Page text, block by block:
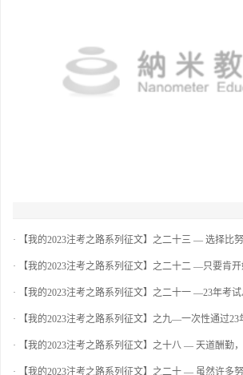
· 【我的2023注考之路系列征文】之二十三 — 选择比努力
· 【我的2023注考之路系列征文】之二十二 —只要肯开
· 【我的2023注考之路系列征文】之二十一 —23年考试总
· 【我的2023注考之路系列征文】之九—一次性通过
· 【我的2023注考之路系列征文】之十八 — 天道酬勤
· 【我的2023注考之路系列征文】之二十 — 虽然许多努力都是没用的，但是